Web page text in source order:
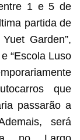
1 e 5 de
partida de
Garden”,
“Escola Luso
que
passarão a
será